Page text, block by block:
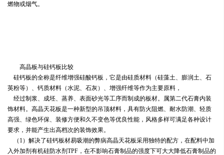
燃物或烟气。
高晶板与硅钙板比较
硅钙板的全称是纤维增强硅酸钙板，它是由硅质材料（硅藻土、膨润土、石
英粉等）、钙质材料（水泥、石灰）、增强纤维等作为主要原料，
经过制浆、成坯、蒸养、表面砂光等工序而制成的板材。属第二代石膏内装
饰材料。高晶天花板是一种新型的吊顶材料，具有防火阻燃、耐水防潮、轻质
高强、绿色环保、装修方便和久不变色等优良性能，风格多样可满足各种设计
要求，并能产生出高档次的装饰效果。
（1）解决了硅钙板材易吸潮的弊病高晶天花板采用独特的配方，在配料中加
入外加剂有机硅防水剂TPF，在不影响石膏制品的强度下可大大降低石膏制品的